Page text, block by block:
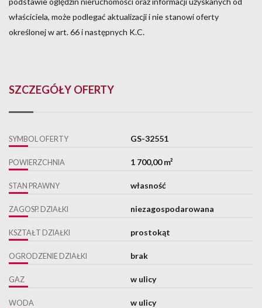
właściciela, może podlegać aktualizacji i nie stanowi oferty
określonej w art. 66 i następnych K.C.
SZCZEGÓŁY OFERTY
SYMBOL OFERTY GS-32551
POWIERZCHNIA 1 700,00 m²
STAN PRAWNY własność
ZAGOSP. DZIAŁKI niezagospodarowana
KSZTAŁT DZIAŁKI prostokąt
OGRODZENIE DZIAŁKI brak
GAZ w ulicy
WODA w ulicy